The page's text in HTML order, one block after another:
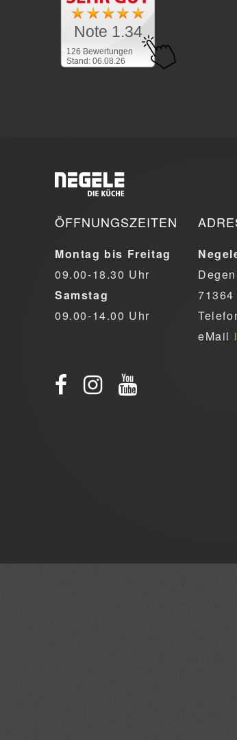
126 Bewertungen
Stand: 06.08.26
Note 1.34
ÖFFNUNGSZEITEN
Montag bis Freitag
09.00-18.30 Uhr
Samstag
09.00-14.00 Uhr
71364
eMail